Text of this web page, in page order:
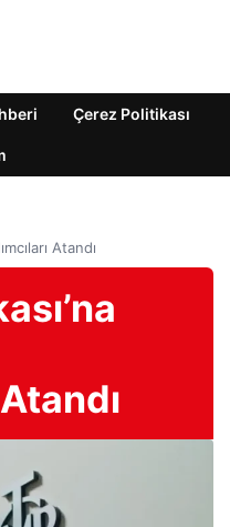
Çerez Politikası
Atandı